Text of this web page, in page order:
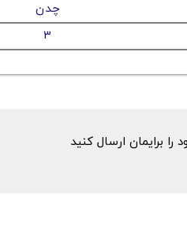
چدن
3
برایمان ارسال کنید